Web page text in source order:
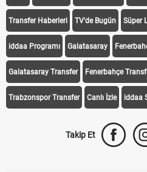
Transfer Haberleri TV'de Bugün Süper
iddaa Programı Galatasaray
Galatasaray Transfer Fenerbahçe
Trabzonspor Transfer Canlı İzle iddaa
Takip Et